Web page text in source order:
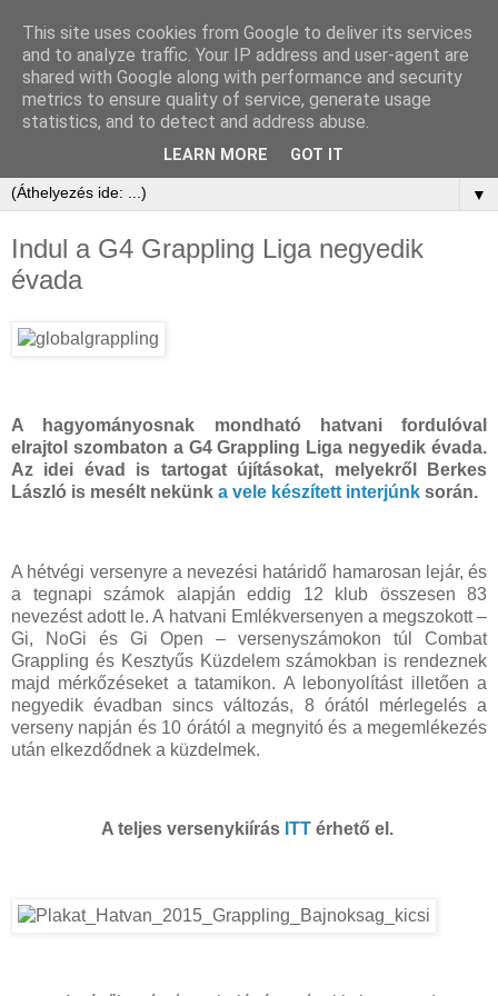
▼
Indul a G4 Grappling Liga negyedik
évada
A hagyományosnak mondható hatvani fordulóval
elrajtol szombaton a G4 Grappling Liga negyedik évada.
Az idei évad is tartogat újításokat, melyekről Berkes
László is mesélt nekünk a vele készített interjúnk során.
A hétvégi versenyre a nevezési határidő hamarosan lejár, és
a tegnapi számok alapján eddig 12 klub összesen 83
nevezést adott le. A hatvani Emlékversenyen a megszokott –
Gi, NoGi és Gi Open – versenyszámokon túl Combat
Grappling és Kesztyűs Küzdelem számokban is rendeznek
majd mérkőzéseket a tatamikon. A lebonyolítást illetően a
negyedik évadban sincs változás, 8 órától mérlegelés a
verseny napján és 10 órától a megnyitó és a megemlékezés
után elkezdődnek a küzdelmek.
A teljes versenykiírás ITT érhető el.
This site uses cookies from Google to deliver its services
and to analyze traffic. Your IP address and user-agent are
shared with Google along with performance and security
metrics to ensure quality of service, generate usage
statistics, and to detect and address abuse.
LEARN MORE GOT IT